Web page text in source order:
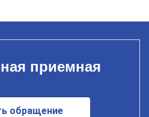
приемная
обращение